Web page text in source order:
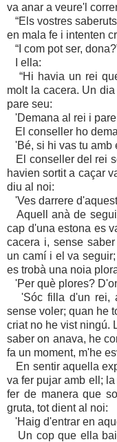
va anar a veure'l
“Els vostres
en mala fe i intenten
“I com pot ser,
I ella:
“Hi havia un rei
molt la cacera. Un
pare seu:
'Demana al rei i
El conseller ho
'Bé, si hi vas tu amb
El conseller del rei
havien sortit a caçar
diu al noi:
'Ves darrere
Aquell anà de
cap d'una estona es
cacera i, sense
un camí i el va
es trobà una noia
'Per què plores?
'Sóc filla d'un rei,
sensevoler; quan he
criat no he vist ningú.
saber on anava, he
fa un moment, m'he
En sentir aquella
va fer pujar amb ell;
fer de manera que
gruta, tot dient al noi:
'Haig d'entrar en
Un cop que ella